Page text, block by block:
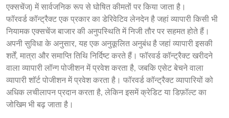
एक्सचेंज) में सार्वजनिक रूप से घोषित कीमतों पर किया जाता है।
फॉरवर्ड कॉन्ट्रैक्ट एक प्रकार का डेरिवेटिव लेनदेन है जहां व्यापारी किसी भी
नियामक एक्सचेंज बाजार की अनुपस्थिति में निजी तौर पर सहमत होते हैं।
अपनी सुविधा के अनुसार, यह एक अनुकूलित अनुबंध है जहां व्यापारी इसकी
शर्तें, मात्रा और समाप्ति तिथि निर्दिष्ट करते हैं। फॉरवर्ड कॉन्ट्रैक्ट खरीदने
वाला व्यापारी लॉन्ग पोजीशन में प्रवेश करता है, जबकि एसेट बेचने वाला
व्यापारी शॉर्ट पोजीशन में प्रवेश करता है। फॉरवर्ड कॉन्ट्रैक्ट व्यापारियों को
अधिक लचीलापन प्रदान करता है, लेकिन इसमें क्रेडिट या डिफ़ॉल्ट का
जोखिम भी बढ़ जाता है।